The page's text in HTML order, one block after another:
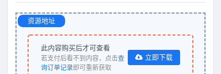
资源地址
此内容购买后才可查看
若支付后看不到内容，点击查
询订单记录即可重新获取
立即下载